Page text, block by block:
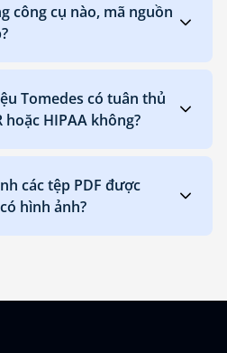
công cụ nào, mã nguồn
Tomedes có tuân thủ
hoặc HIPAA không?
các tệp PDF được
hình ảnh?